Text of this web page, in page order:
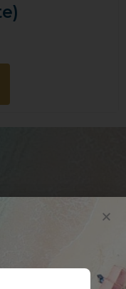
ofertas,
paquetes.